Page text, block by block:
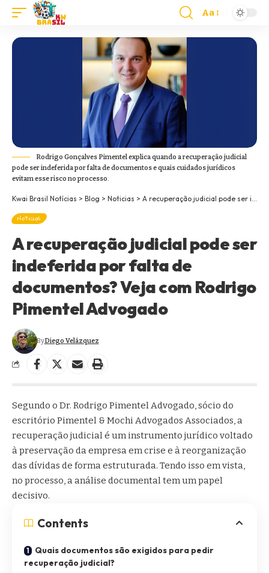
Aa
Rodrigo Gonçalves Pimentel explica quando a recuperação judicial
pode ser indeferida por falta de documentos e quais cuidados jurídicos
evitam esse risco no processo.
Kwai Brasil Notícias > Blog > Noticias > A recuperação judicial pode ser indeferida por falta de documentos? Veja com Rodrigo Pimentel Advogado
Noticias
A recuperação judicial pode ser
indeferida por falta de
documentos? Veja com Rodrigo
Pimentel Advogado
ByDiego Velázquez
Segundo o Dr. Rodrigo Pimentel Advogado, sócio do
escritório Pimentel & Mochi Advogados Associados, a
recuperação judicial é um instrumento jurídico voltado
à preservação da empresa em crise e à reorganização
das dívidas de forma estruturada. Tendo isso em vista,
no processo, a análise documental tem um papel
decisivo.
Contents
Quais documentos são exigidos para pedir
recuperação judicial?